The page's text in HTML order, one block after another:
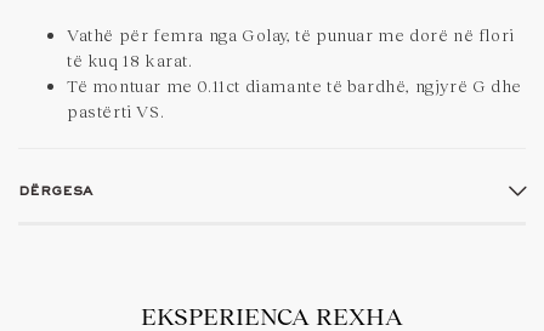
Vathë për femra nga Golay, të punuar me dorë në flori
të kuq 18 karat.
Të montuar me 0.11ct diamante të bardhë, ngjyrë G dhe
pastërti VS.
dërgesa
EKSPERIENCA REXHA